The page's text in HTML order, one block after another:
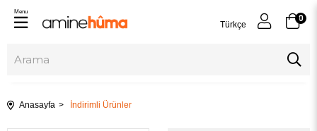
Türkçe
0
Menu
Anasayfa İndirimli Ürünler